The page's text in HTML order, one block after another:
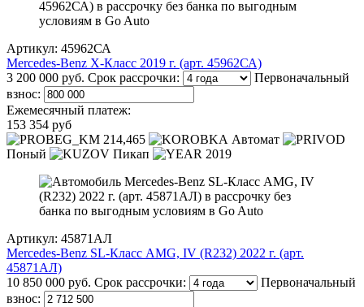
Артикул: 45962СА
Mercedes-Benz X-Класс 2019 г. (арт. 45962СА)
3 200 000 руб. Срок рассрочки:
Первоначальный
взнос:
Ежемесячный платеж:
153 354 руб
214,465
Автомат
Поный
Пикап 2019
Артикул: 45871АЛ
Mercedes-Benz SL-Класс AMG, IV (R232) 2022 г. (арт.
45871АЛ)
10 850 000 руб. Срок рассрочки:
Первоначальный
взнос: